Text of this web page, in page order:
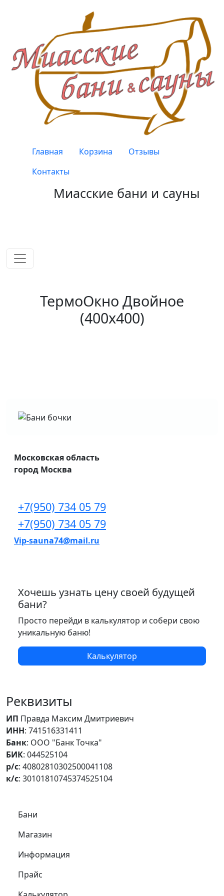
Верхнее меню
Главная Корзина
Отзывы
Контакты
Миасские бани и сауны
ТермоОкно Двойное
(400х400)
Московская область
город Москва
+7(950) 734 05 79
+7(950) 734 05 79
Vip-sauna74@mail.ru
Хочешь узнать цену своей будущей
бани?
Просто перейди в калькулятор и собери свою
уникальную баню!
Калькулятор
Реквизиты
ИП Правда Максим Дмитриевич
ИНН: 741516331411
Банк: ООО "Банк Точка"
БИК: 044525104
р/с: 40802810302500041108
к/с: 30101810745374525104
Самое важное
Бани
Магазин
Информация
Прайс